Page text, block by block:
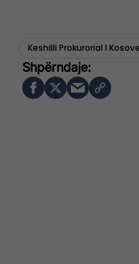
Keshilli Prokurorial I